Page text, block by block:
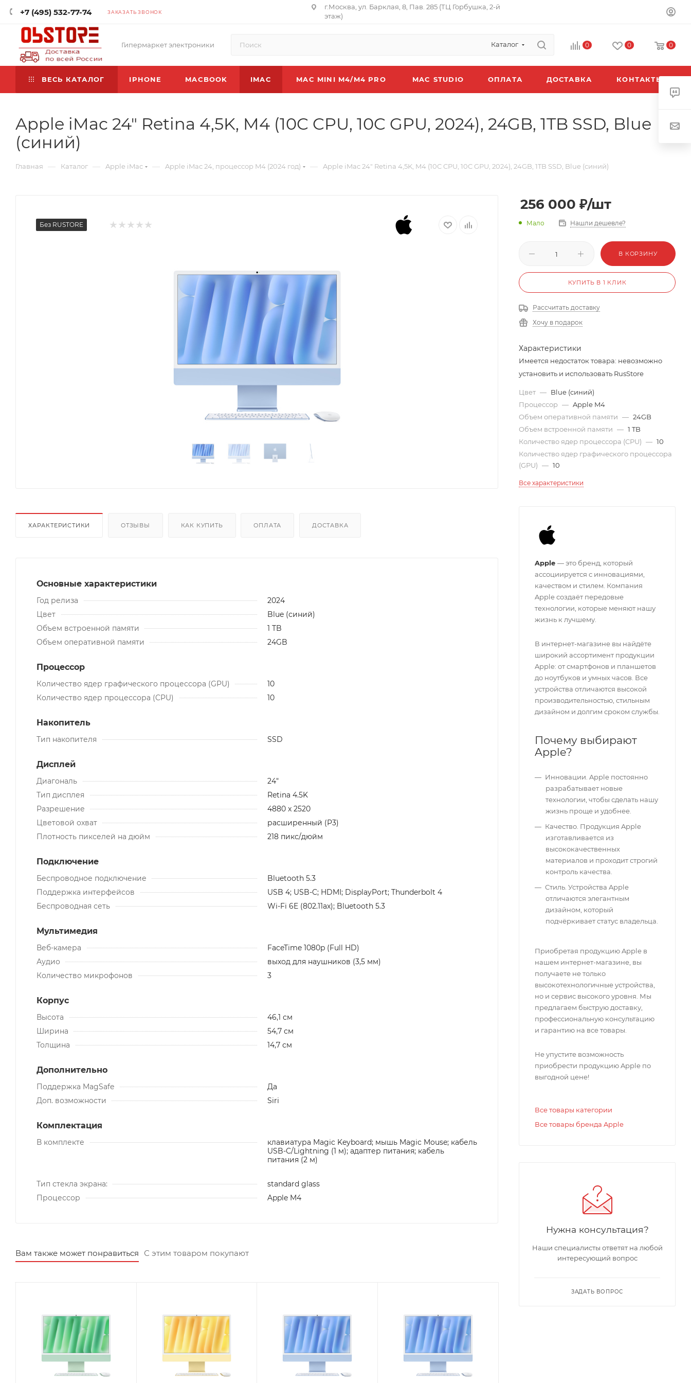
+7 (495) 532-77-74 ЗАКАЗАТЬ ЗВОНОК
г.Москва, ул. Барклая, 8, Пав. 285 (ТЦ Горбушка, 2-й
этаж)
Гипермаркет электроники Каталог 0 0 0
ВЕСЬ КАТАЛОГ IPHONE MACBOOK IMAC MAC MINI M4/M4 PRO MAC STUDIO ОПЛАТА ДОСТАВКА КОНТАКТЫ
Apple iMac 24" Retina 4,5K, M4 (10C CPU, 10C GPU, 2024), 24GB, 1TB SSD, Blue
(синий)
Главная — Каталог — Apple iMac — Apple iMac 24, процессор M4 (2024 год) — Apple iMac 24" Retina 4,5K, M4 (10C CPU, 10C GPU, 2024), 24GB, 1TB SSD, Blue (синий)
Без RUSTORE
ХАРАКТЕРИСТИКИ ОТЗЫВЫ КАК КУПИТЬ ОПЛАТА ДОСТАВКА
Основные характеристики
Год релиза
2024
Цвет
Blue (синий)
Объем встроенной памяти
1 TB
Объем оперативной памяти
24GB
Процессор
Количество ядер графического процессора (GPU)
10
Количество ядер процессора (CPU)
10
Накопитель
Тип накопителя SSD
Дисплей
Диагональ
24"
Тип дисплея
Retina 4.5K
Разрешение
4880 x 2520
Цветовой охват
расширенный (P3)
Плотность пикселей на дюйм
218 пикс/дюйм
Подключение
Беспроводное подключение
Bluetooth 5.3
Поддержка интерфейсов
USB 4; USB-C; HDMI; DisplayPort; Thunderbolt 4
Беспроводная сеть
Wi-Fi 6E (802.11ax); Bluetooth 5.3
Мультимедия
Веб-камера
FaceTime 1080p (Full HD)
Аудио
выход для наушников (3,5 мм)
Количество микрофонов
3
Корпус
Высота
46,1 см
Ширина
54,7 см
Толщина
14,7 см
Дополнительно
Поддержка MagSafe
Да
Доп. возможности
Siri
Комплектация
В комплекте
клавиатура Magic Keyboard; мышь Magic Mouse; кабель
USB-C/Lightning (1 м); адаптер питания; кабель
питания (2 м)
Тип стекла экрана:
standard glass
Процессор
Apple M4
Вам также может понравиться С этим товаром покупают
256 000 ₽/шт
Мало Нашли дешевле?
В КОРЗИНУ
КУПИТЬ В 1 КЛИК
Рассчитать доставку
Хочу в подарок
Характеристики
Имеется недостаток товара: невозможно
установить и использовать RusStore
Цвет — Blue (синий)
Процессор — Apple M4
Объем оперативной памяти — 24GB
Объем встроенной памяти — 1 TB
Количество ядер процессора (CPU) — 10
Количество ядер графического процессора
(GPU) — 10
Все характеристики
Apple — это бренд, который
ассоциируется с инновациями,
качеством и стилем. Компания
Apple создаёт передовые
технологии, которые меняют нашу
жизнь к лучшему.
В интернет-магазине вы найдёте
широкий ассортимент продукции
Apple: от смартфонов и планшетов
до ноутбуков и умных часов. Все
устройства отличаются высокой
производительностью, стильным
дизайном и долгим сроком службы.
Почему выбирают
Apple?
Инновации. Apple постоянно
разрабатывает новые
технологии, чтобы сделать нашу
жизнь проще и удобнее.
Качество. Продукция Apple
изготавливается из
высококачественных
материалов и проходит строгий
контроль качества.
Стиль. Устройства Apple
отличаются элегантным
дизайном, который
подчёркивает статус владельца.
Приобретая продукцию Apple в
нашем интернет-магазине, вы
получаете не только
высокотехнологичные устройства,
но и сервис высокого уровня. Мы
предлагаем быструю доставку,
профессиональную консультацию
и гарантию на все товары.
Не упустите возможность
приобрести продукцию Apple по
выгодной цене!
Все товары категории
Все товары бренда Apple
Нужна консультация?
Наши специалисты ответят на любой
интересующий вопрос
ЗАДАТЬ ВОПРОС